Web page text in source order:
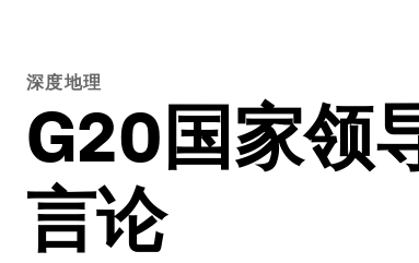
深度地理
G20国家领
言论